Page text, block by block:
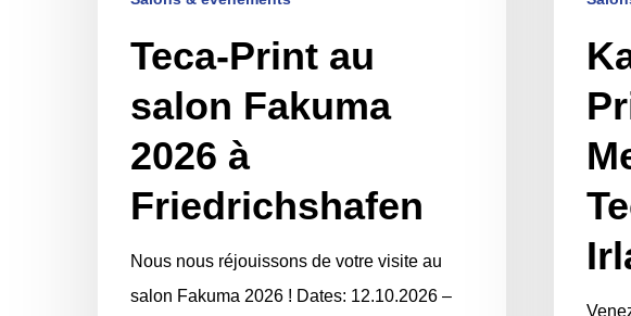
Teca-Print au
salon Fakuma
2026 à
Friedrichshafen
Nous nous réjouissons de votre visite au
salon Fakuma 2026 ! Dates: 12.10.2026 –